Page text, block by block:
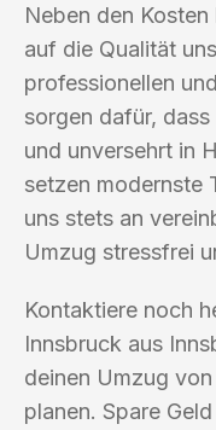
Neben den
auf die Qualität
professionellen
sorgen dafür,
und unversehrt in
setzen modernste
uns stets an
Umzug stressfrei
Kontaktiere noch
Innsbruck aus
deinen Umzug
planen. Spare